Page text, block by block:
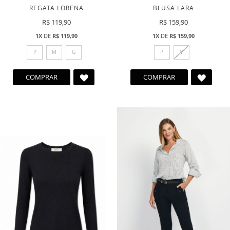
REGATA LORENA
R$ 119,90
1XDE R$ 119,90
P M G
COMPRAR
ADICIONAR
BLUSA LARA
R$ 159,90
1X DE R$ 159,90
P M
COMPRAR